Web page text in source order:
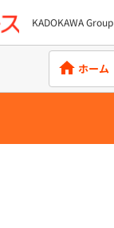
KADOKAWA Group
ホーム